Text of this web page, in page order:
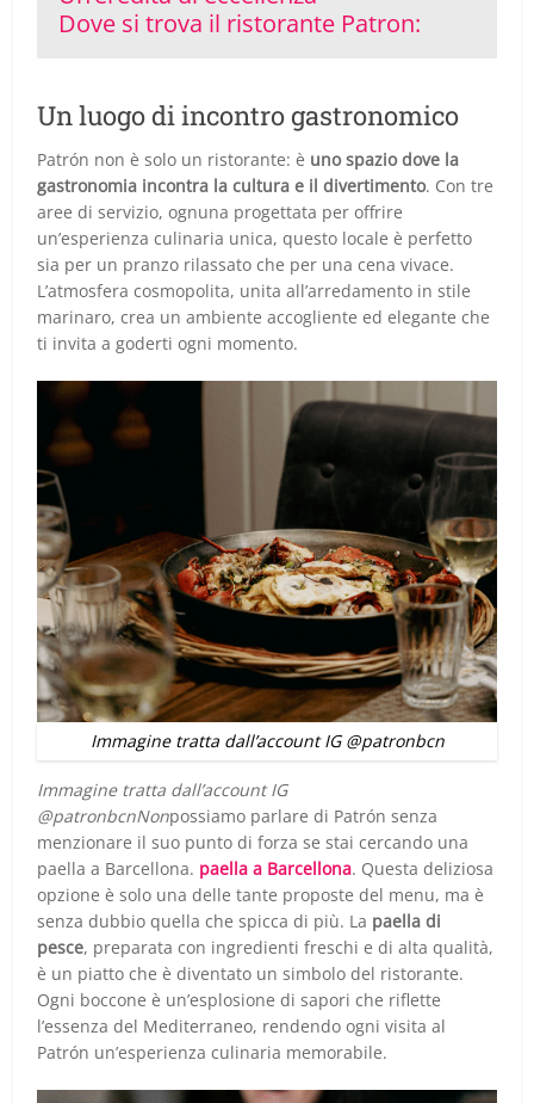
Dove si trova il ristorante Patron:
Un luogo di incontro gastronomico
Patrón non è solo un ristorante: è uno spazio dove la
gastronomia incontra la cultura e il divertimento. Con tre
aree di servizio, ognuna progettata per offrire
un’esperienza culinaria unica, questo locale è perfetto
sia per un pranzo rilassato che per una cena vivace.
L’atmosfera cosmopolita, unita all’arredamento in stile
marinaro, crea un ambiente accogliente ed elegante che
ti invita a goderti ogni momento.
Immagine tratta dall’account IG @patronbcn
Immagine tratta dall’account IG
@patronbcnNonpossiamo parlare di Patrón senza
menzionare il suo punto di forza se stai cercando una
paella a Barcellona. paella a Barcellona. Questa deliziosa
opzione è solo una delle tante proposte del menu, ma è
senza dubbio quella che spicca di più. La paella di
pesce, preparata con ingredienti freschi e di alta qualità,
è un piatto che è diventato un simbolo del ristorante.
Ogni boccone è un’esplosione di sapori che riflette
l’essenza del Mediterraneo, rendendo ogni visita al
Patrón un’esperienza culinaria memorabile.